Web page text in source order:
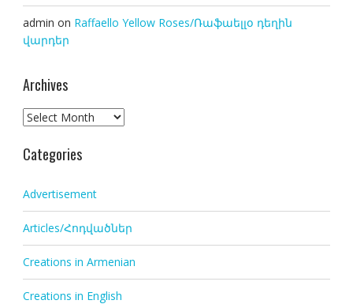
admin on Raffaello Yellow Roses/Ռաֆաելլօ դեղին
վարդեր
Archives
Archives
Categories
Advertisement
Articles/Հոդվածներ
Creations in Armenian
Creations in English